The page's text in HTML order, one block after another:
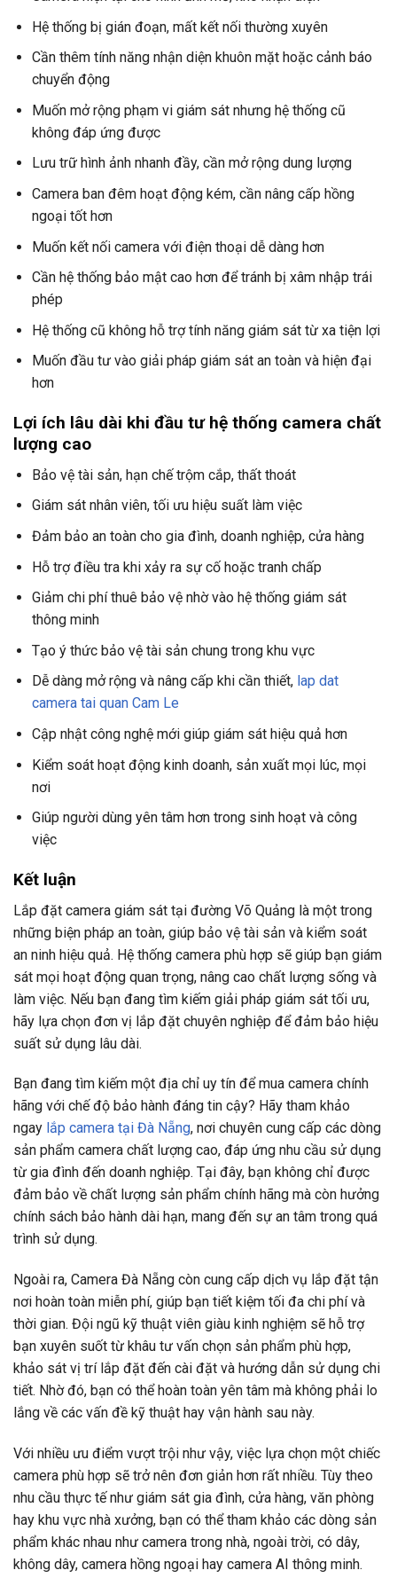
Hệ thống bị gián đoạn, mất kết nối thường xuyên
Cần thêm tính năng nhận diện khuôn mặt hoặc cảnh báo
chuyển động
Muốn mở rộng phạm vi giám sát nhưng hệ thống cũ
không đáp ứng được
Lưu trữ hình ảnh nhanh đầy, cần mở rộng dung lượng
Camera ban đêm hoạt động kém, cần nâng cấp hồng
ngoại tốt hơn
Muốn kết nối camera với điện thoại dễ dàng hơn
Cần hệ thống bảo mật cao hơn để tránh bị xâm nhập trái
phép
Hệ thống cũ không hỗ trợ tính năng giám sát từ xa tiện lợi
Muốn đầu tư vào giải pháp giám sát an toàn và hiện đại
hơn
Lợi ích lâu dài khi đầu tư hệ thống camera chất
lượng cao
Bảo vệ tài sản, hạn chế trộm cắp, thất thoát
Giám sát nhân viên, tối ưu hiệu suất làm việc
Đảm bảo an toàn cho gia đình, doanh nghiệp, cửa hàng
Hỗ trợ điều tra khi xảy ra sự cố hoặc tranh chấp
Giảm chi phí thuê bảo vệ nhờ vào hệ thống giám sát
thông minh
Tạo ý thức bảo vệ tài sản chung trong khu vực
Dễ dàng mở rộng và nâng cấp khi cần thiết, lap dat
camera tai quan Cam Le
Cập nhật công nghệ mới giúp giám sát hiệu quả hơn
Kiểm soát hoạt động kinh doanh, sản xuất mọi lúc, mọi
nơi
Giúp người dùng yên tâm hơn trong sinh hoạt và công
việc
Kết luận
Lắp đặt camera giám sát tại đường Võ Quảng là một trong
những biện pháp an toàn, giúp bảo vệ tài sản và kiểm soát
an ninh hiệu quả. Hệ thống camera phù hợp sẽ giúp bạn giám
sát mọi hoạt động quan trọng, nâng cao chất lượng sống và
làm việc. Nếu bạn đang tìm kiếm giải pháp giám sát tối ưu,
hãy lựa chọn đơn vị lắp đặt chuyên nghiệp để đảm bảo hiệu
suất sử dụng lâu dài.
Bạn đang tìm kiếm một địa chỉ uy tín để mua camera chính
hãng với chế độ bảo hành đáng tin cậy? Hãy tham khảo
ngay lắp camera tại Đà Nẵng, nơi chuyên cung cấp các dòng
sản phẩm camera chất lượng cao, đáp ứng nhu cầu sử dụng
từ gia đình đến doanh nghiệp. Tại đây, bạn không chỉ được
đảm bảo về chất lượng sản phẩm chính hãng mà còn hưởng
chính sách bảo hành dài hạn, mang đến sự an tâm trong quá
trình sử dụng.
Ngoài ra, Camera Đà Nẵng còn cung cấp dịch vụ lắp đặt tận
nơi hoàn toàn miễn phí, giúp bạn tiết kiệm tối đa chi phí và
thời gian. Đội ngũ kỹ thuật viên giàu kinh nghiệm sẽ hỗ trợ
bạn xuyên suốt từ khâu tư vấn chọn sản phẩm phù hợp,
khảo sát vị trí lắp đặt đến cài đặt và hướng dẫn sử dụng chi
tiết. Nhờ đó, bạn có thể hoàn toàn yên tâm mà không phải lo
lắng về các vấn đề kỹ thuật hay vận hành sau này.
Với nhiều ưu điểm vượt trội như vậy, việc lựa chọn một chiếc
camera phù hợp sẽ trở nên đơn giản hơn rất nhiều. Tùy theo
nhu cầu thực tế như giám sát gia đình, cửa hàng, văn phòng
hay khu vực nhà xưởng, bạn có thể tham khảo các dòng sản
phẩm khác nhau như camera trong nhà, ngoài trời, có dây,
không dây, camera hồng ngoại hay camera AI thông minh.